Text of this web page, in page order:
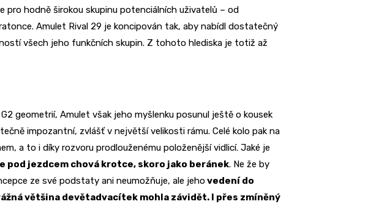
pro hodně širokou skupinu potenciálních uživatelů – od
Amulet Rival 29 je koncipován tak, aby nabídl dostatečný
všech jeho funkčních skupin. Z tohoto hlediska je totiž až
geometrií, Amulet však jeho myšlenku posunul ještě o kousek
impozantní, zvlášť v největší velikosti rámu. Celé kolo pak na
a to i díky rozvoru prodlouženému položenější vidlicí. Jaké je
pod jezdcem chová krotce, skoro jako beránek. Ne že by
ze své podstaty ani neumožňuje, ale jehovedení do
většina devětadvacítek mohla závidět. I přes zmíněný